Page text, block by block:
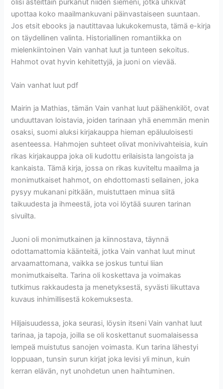
olisi asteittain purkanut niiden siemeni, jotka uhkivat
upottaa koko maailmankuvani päinvastaiseen suuntaan.
Jos etsit ebooks ja nautittavaa lukukokemusta, tämä e-kirja
on täydellinen valinta. Historiallinen romantiikka on
mielenkiintoinen Vain vanhat luut ja tunteen sekoitus.
Hahmot ovat hyvin kehitettyjä, ja juoni on vievää.
Vain vanhat luut pdf
Mairin ja Mathias, tämän Vain vanhat luut päähenkilöt, ovat
unduuttavan loistavia, joiden tarinaan yhä enemmän menin
osaksi, suomi aluksi kirjakauppa hieman epäluuloisesti
asenteessa. Hahmojen suhteet olivat monivivahteisia, kuin
rikas kirjakauppa joka oli kudottu erilaisista langoista ja
kankaista. Tämä kirja, jossa on rikas kuviteltu maailma ja
monimutkaiset hahmot, on ehdottomasti sellainen, joka
pysyy mukanani pitkään, muistuttaen minua siitä
taikuudesta ja ihmeestä, jota voi löytää suuren tarinan
sivuilta.
Juoni oli monimutkainen ja kiinnostava, täynnä
odottamattomia käänteitä, jotka Vain vanhat luut minut
arvaamattomana, vaikka se joskus tuntui liian
monimutkaiselta. Tarina oli koskettava ja voimakas
tutkimus rakkaudesta ja menetyksestä, syvästi liikuttava
kuvaus inhimillisestä kokemuksesta.
Hiljaisuudessa, joka seurasi, löysin itseni Vain vanhat luut
tarinaa, ja tapoja, joilla se oli koskettanut suomalaisessa
lempeä muistutus sanojen voimasta. Kun tarina lähestyi
loppuaan, tunsin surun kirjat joka levisi yli minun, kuin
kerran elävän, nyt unohdetun unen haihtuminen.